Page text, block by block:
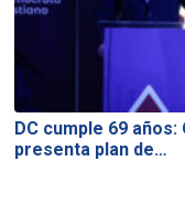
DC cumple 69 años:
presenta plan de…